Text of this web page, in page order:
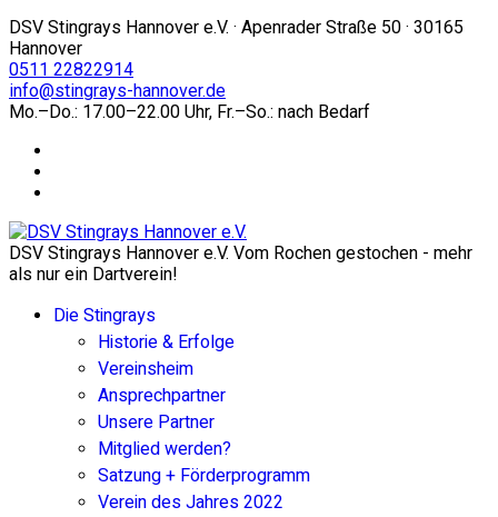
DSV Stingrays Hannover e.V. · Apenrader Straße 50 · 30165
Hannover
0511 22822914
info@stingrays-hannover.de
Mo.–Do.: 17.00–22.00 Uhr, Fr.–So.: nach Bedarf
DSV Stingrays Hannover e.V. Vom Rochen gestochen - mehr
als nur ein Dartverein!
Die Stingrays
Historie & Erfolge
Vereinsheim
Ansprechpartner
Unsere Partner
Mitglied werden?
Satzung + Förderprogramm
Verein des Jahres 2022